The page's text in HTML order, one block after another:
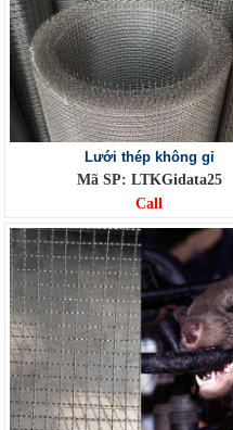
Lưới thép không gỉ
Mã SP: LTKGidata25
Call